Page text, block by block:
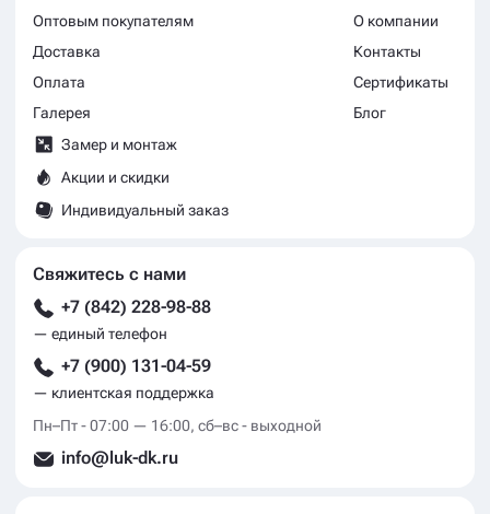
Оптовым покупателям
Доставка
Оплата
Галерея
Замер и монтаж
Акции и скидки
Индивидуальный заказ
О компании
Контакты
Сертификаты
Блог
Свяжитесь с нами
+7 (842) 228-98-88
— единый телефон
+7 (900) 131-04-59
— клиентская поддержка
Пн–Пт - 07:00 — 16:00, сб–вс - выходной
info@luk-dk.ru